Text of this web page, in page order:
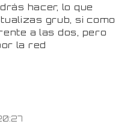
hacer, lo que
grub, si como
a las dos, pero
la red